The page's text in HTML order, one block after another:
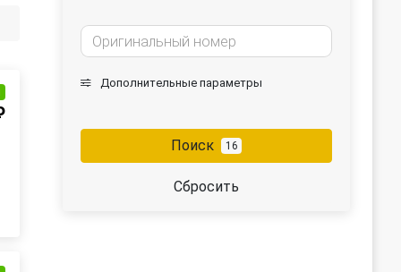
Дополнительные параметры
Поиск 16
Сбросить